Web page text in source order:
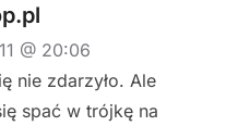
@ 20:06
nie zdarzyło. Ale
spać w trójkę na